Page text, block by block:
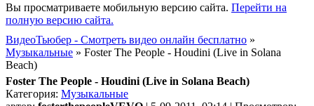
Вы просматриваете мобильную версию сайта. Перейти на
полную версию сайта.
ВидеоТьюбер - Смотреть видео онлайн бесплатно »
Музыкальные » Foster The People - Houdini (Live in Solana
Beach)
Foster The People - Houdini (Live in Solana Beach)
Категория: Музыкальные